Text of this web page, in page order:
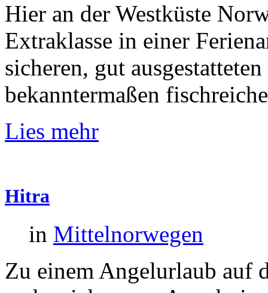
Hier an der Westküste
Extraklasse in einer
sicheren, gut
bekanntermaßen
Lies mehr
Hitra
in Mittelnorwegen
Zu einem Angelurlaub auf